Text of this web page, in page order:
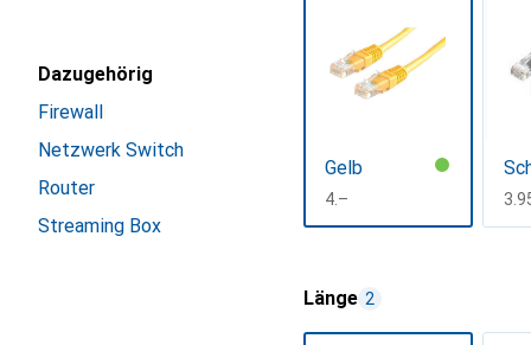
Dazugehörig
Firewall
Netzwerk Switch
Router
Streaming Box
Gelb
CHF
4.–
Länge 2